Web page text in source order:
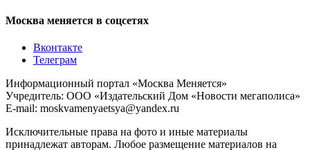
Москва меняется в соцсетях
Вконтакте
Телеграм
Информационный портал «Москва Меняется»
Учредитель: ООО «Издательский Дом «Новости мегаполиса»
E-mail: moskvamenyaetsya@yandex.ru
Исключительные права на фото и иные материалы
принадлежат авторам. Любое размещение материалов на